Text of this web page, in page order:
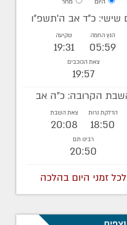
שישי: כ"ד אב ה׳תשפ״ו
הנץ החמה
05:59
שקיעה
19:31
צאת הכוכבים
19:57
הקרובה: כ"ה אב
הדלקת נרות
18:50
צאת השבת
20:08
רבינו תם
20:50
לכל זמני היום בהלכה